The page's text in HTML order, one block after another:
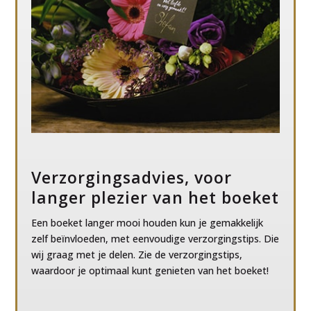
Verzorgingsadvies, voor
langer plezier van het boeket
Een boeket langer mooi houden kun je gemakkelijk
zelf beïnvloeden, met eenvoudige verzorgingstips. Die
wij graag met je delen. Zie de verzorgingstips,
waardoor je optimaal kunt genieten van het boeket!